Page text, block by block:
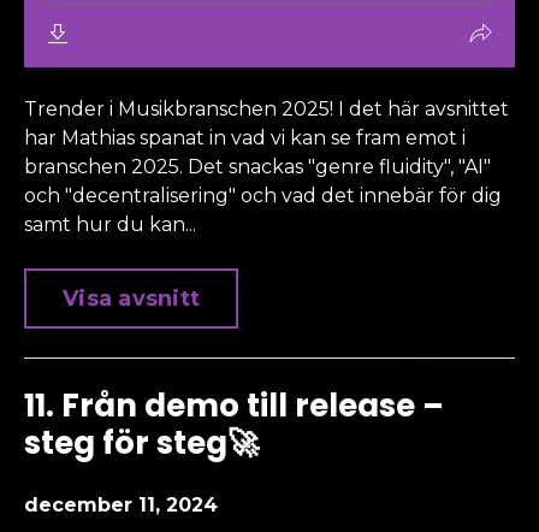
Trender i Musikbranschen 2025! I det här avsnittet
har Mathias spanat in vad vi kan se fram emot i
branschen 2025. Det snackas "genre fluidity", "AI"
och "decentralisering" och vad det innebär för dig
samt hur du kan...
Visa avsnitt
11. Från demo till release –
steg för steg🚀
december 11, 2024
Kika din skräppost eller "alla inkorgar" om du
inte ser våra mail. Självklart kan du
avregistrera dig när du vill.